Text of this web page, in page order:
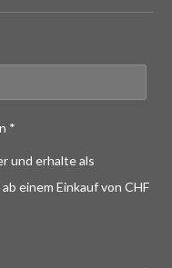
*
und erhalte als
einem Einkauf von CHF